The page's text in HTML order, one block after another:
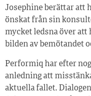
Josephine berättar att
önskat från sin
mycket ledsna över att
bilden av bemötandet
Performiq har efter
anledning att
aktuella fallet.